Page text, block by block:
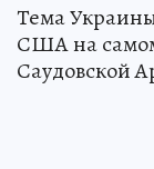
Тема
США на самом
Саудовской